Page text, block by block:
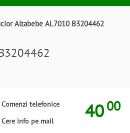
Altabebe AL7010 B3204462
Comenzi telefonice
Cere info pe mail
4000